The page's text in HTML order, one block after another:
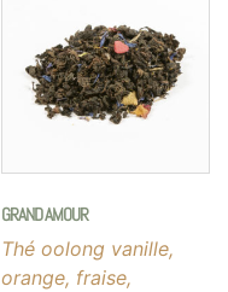
GRAND AMOUR
Thé oolong vanille,
orange, fraise,